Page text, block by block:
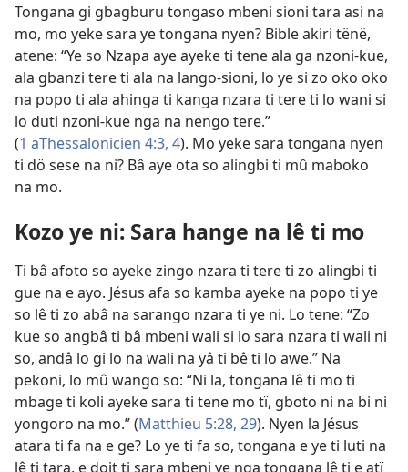
Tongana gi gbagburu tongaso mbeni sioni tara asi na
mo, mo yeke sara ye tongana nyen? Bible akiri tënë,
atene: “Ye so Nzapa aye ayeke ti tene ala ga nzoni-kue,
ala gbanzi tere ti ala na lango-sioni, lo ye si zo oko oko
na popo ti ala ahinga ti kanga nzara ti tere ti lo wani si
lo duti nzoni-kue nga na nengo tere.”
(1 aThessalonicien 4:3, 4). Mo yeke sara tongana nyen
ti dö sese na ni? Bâ aye ota so alingbi ti mû maboko
na mo.
Kozo ye ni: Sara hange na lê ti mo
Ti bâ afoto so ayeke zingo nzara ti tere ti zo alingbi ti
gue na e ayo. Jésus afa so kamba ayeke na popo ti ye
so lê ti zo abâ na sarango nzara ti ye ni. Lo tene: “Zo
kue so angbâ ti bâ mbeni wali si lo sara nzara ti wali ni
so, andâ lo gi lo na wali na yâ ti bê ti lo awe.” Na
pekoni, lo mû wango so: “Ni la, tongana lê ti mo ti
mbage ti koli ayeke sara ti tene mo tï, gboto ni na bi ni
yongoro na mo.” (Matthieu 5:28, 29). Nyen la Jésus
atara ti fa na e ge? Lo ye ti fa so, tongana e ye ti luti na
lê ti tara, e doit ti sara mbeni ye nga tongana lê ti e atï